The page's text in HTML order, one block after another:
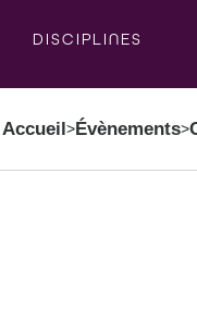
DISCIPLINES
Accueil>Évènements>